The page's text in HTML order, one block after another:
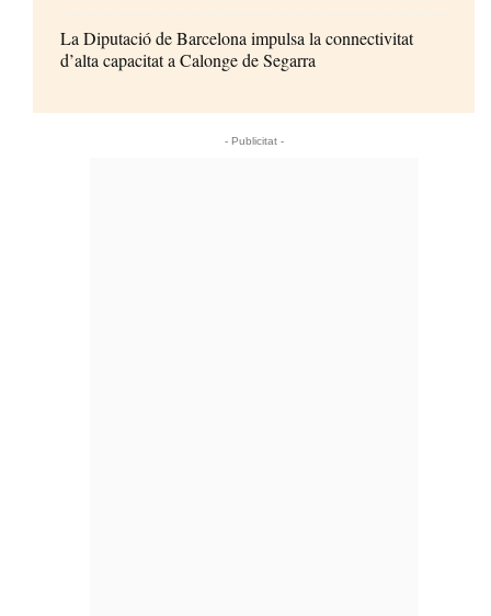
La Diputació de Barcelona impulsa la connectivitat
d’alta capacitat a Calonge de Segarra
- Publicitat -